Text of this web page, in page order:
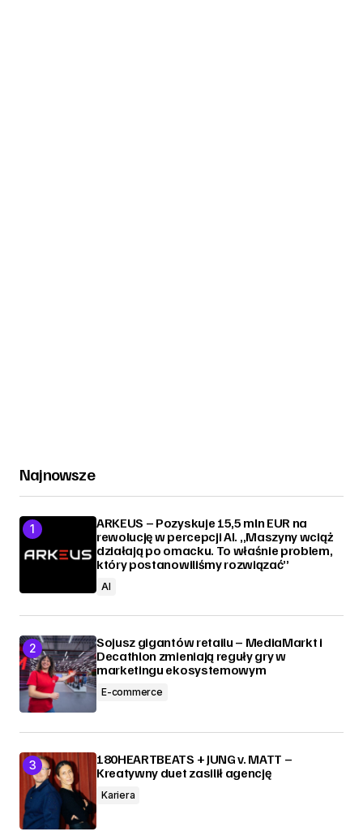
Najnowsze
ARKEUS – Pozyskuje 15,5 mln EUR na
rewolucję w percepcji AI. „Maszyny wciąż
działają po omacku. To właśnie problem,
który postanowiliśmy rozwiązać”
AI
Sojusz gigantów retailu – MediaMarkt i
Decathlon zmieniają reguły gry w
marketingu ekosystemowym
E-commerce
180HEARTBEATS + JUNG v. MATT –
Kreatywny duet zasilił agencję
Kariera